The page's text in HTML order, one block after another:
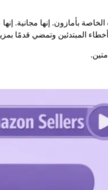
الخاصة بأمازون. إنها مجانية.
المبتدئين وتمضي قدمًا